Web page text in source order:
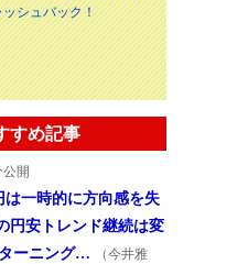
ッシュバック！
すめ記事
公開
は一時的に方向感を失
円安トレンド継続は変
ーニング…
（今井雅